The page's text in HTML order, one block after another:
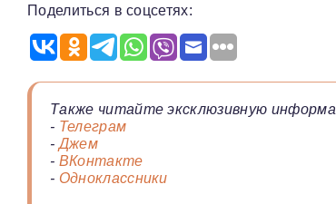
Поделиться в соцсетях:
Также читайте эксклюзивную
- Телеграм
-Джем
- ВКонтакте
- Одноклассники